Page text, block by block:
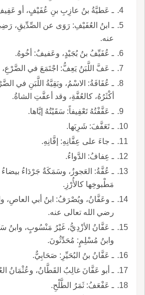
ـ عَطيَّةُ بنُ عازِبِ بنِ عُفَيْفٍ، أو
ـ ابنُ العُفَيْفِ: رَوَى عن الصِّدِّيقِ،
عنه.
ـ عُفَيِّفُ بنُ بُجَيْدٍ، وعَفيفٌ: أخُوهُ.
ـ عَفَّ اللَّبَنُ يَعِفُّ: اجْتَمَعَ في الضَّرْعِ،
ـ عُفَافَةُ: الاسْمُ، وبَقِيَّةُ اللَّبَنِ في
أكْثَرُهُ، كالعُفَّةِ، وقد أعفَّتِ الشاةُ.
ـ عَفَّفْتُهُ تَعْفِيفاً: سَقَيْتُهُ إيَّاها.
ـ تَعَفَّفَ: شَرِبَها.
ـ جاءَ على عِفَّانِهِ: إفَّانِهِ.
ـ عِفافُ: الدَّواءُ.
ـ عُفَّةُ: العَجوزُ، وسَمَكَةٌ جَرْدَاءُ
مَطْبوخِها كالأُرْزِ.
ـ وعَفَّانُ، ويُصْرَفُ: ابنُ أبي العاصِ،
رضي الله تعالى عنه.
ـ عَفَّانُ الأزْدِيُّ، غَيْرُ مَنْسُوبٍ، وابنُ
وابنُ مُسْلِمٍ: مُحَدِّثُونَ.
ـ عَفَّانُ بنُ البُحَيِّرِ: صَحَابِيٌّ.
ـ أبو عَفَّانَ غالِبٌ القَطَّانُ، وعُثْمَانُ
ـ عَفْعَفُ: ثَمَرُ الطَّلْحِ.